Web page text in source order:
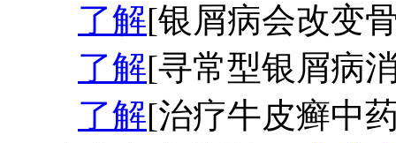
了解[银屑病会改变
了解[寻常型银屑病
了解[治疗牛皮癣中